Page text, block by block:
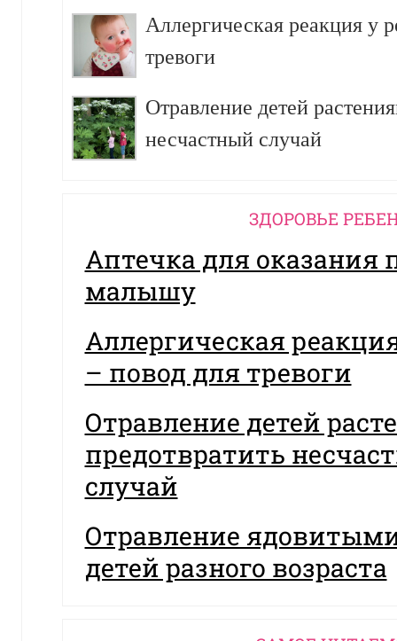
Аллергическая реакция у
тревоги
Отравление детей
несчастный случай
ЗДОРОВЬЕ
Аптечка для
малышу
Аллергическая
– повод для тревоги
Отравление детей
предотвратить
случай
Отравление
детей разного возраста